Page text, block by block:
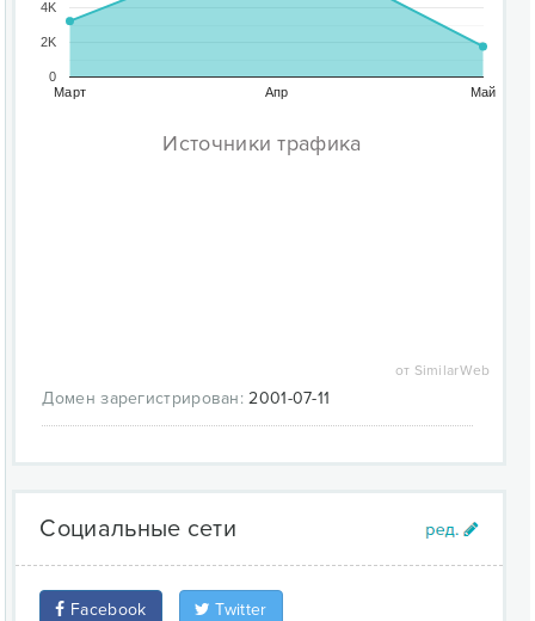
Март Апр Май
0
2K
4K
Источники трафика
от SimilarWeb
Домен зарегистрирован: 2001-07-11
Социальные сети
Facebook Twitter